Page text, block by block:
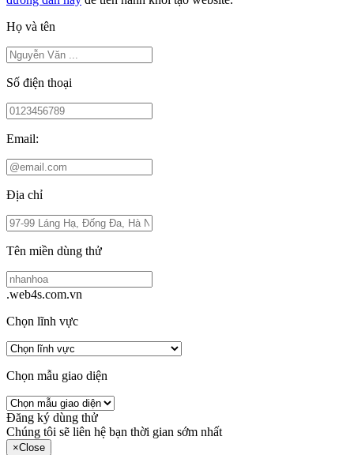
Họ và tên
Số điện thoại
Email:
Địa chỉ
Tên miền dùng thử
.web4s.com.vn
Chọn lĩnh vực
Chọn mẫu giao diện
Đăng ký dùng thử
Chúng tôi sẽ liên hệ bạn thời gian sớm nhất
×Close